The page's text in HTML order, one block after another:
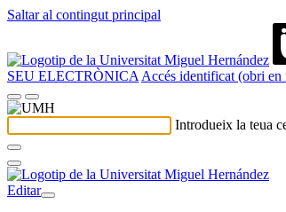
Saltar al contingut principal
SEU ELECTRÒNICA Accés identificat (obri en
Introdueix la teua
Editar